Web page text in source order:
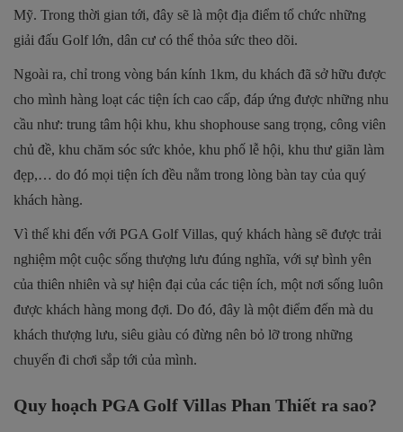
Mỹ. Trong thời gian tới, đây sẽ là một địa điểm tổ chức những
giải đấu Golf lớn, dân cư có thể thỏa sức theo dõi.
Ngoài ra, chỉ trong vòng bán kính 1km, du khách đã sở hữu được
cho mình hàng loạt các tiện ích cao cấp, đáp ứng được những nhu
cầu như: trung tâm hội khu, khu shophouse sang trọng, công viên
chủ đề, khu chăm sóc sức khỏe, khu phố lễ hội, khu thư giãn làm
đẹp,… do đó mọi tiện ích đều nằm trong lòng bàn tay của quý
khách hàng.
Vì thế khi đến với PGA Golf Villas, quý khách hàng sẽ được trải
nghiệm một cuộc sống thượng lưu đúng nghĩa, với sự bình yên
của thiên nhiên và sự hiện đại của các tiện ích, một nơi sống luôn
được khách hàng mong đợi. Do đó, đây là một điểm đến mà du
khách thượng lưu, siêu giàu có đừng nên bỏ lỡ trong những
chuyến đi chơi sắp tới của mình.
Quy hoạch PGA Golf Villas Phan Thiết ra sao?